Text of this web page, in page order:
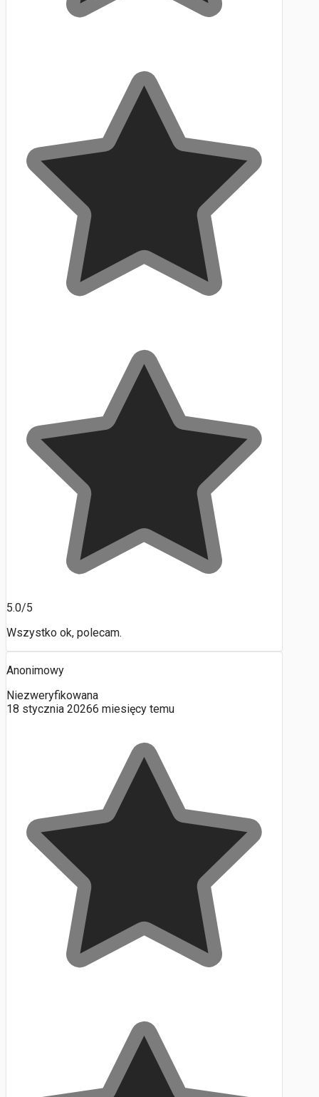
5.0/5
Wszystko ok, polecam.
Anonimowy
Niezweryfikowana
18 stycznia 20266 miesięcy temu